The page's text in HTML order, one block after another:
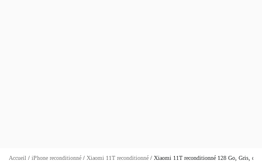
Accueil / iPhone reconditionné / Xiaomi 11T reconditionné / Xiaomi 11T reconditionné 128 Go, Gris,